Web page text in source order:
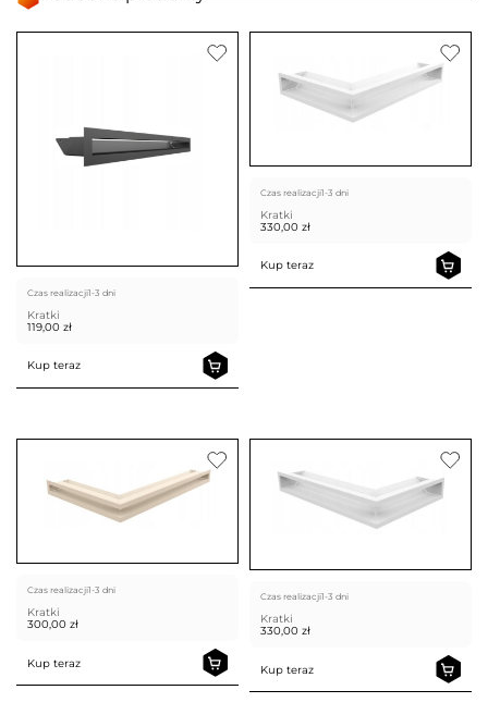
Czas realizacji1-3 dni
Kratki
119,00 zł
Kup teraz
Czas realizacji1-3 dni
Kratki
330,00 zł
Kup teraz
Czas realizacji1-3 dni
Kratki
300,00 zł
Kup teraz
Czas realizacji1-3 dni
Kratki
330,00 zł
Kup teraz